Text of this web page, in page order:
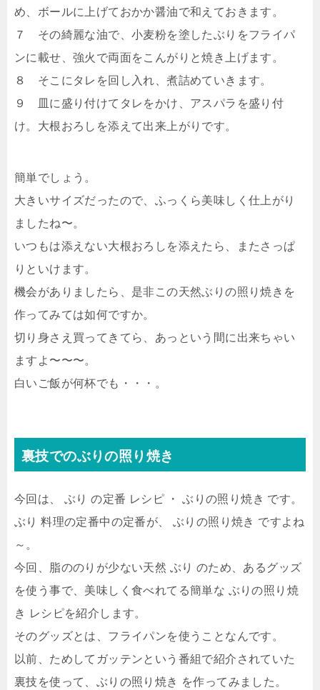
め、ボールに上げておかか醤油で和えておきます。
７ その綺麗な油で、小麦粉を塗したぶりをフライパ
ンに載せ、強火で両面をこんがりと焼き上げます。
８ そこにタレを回し入れ、煮詰めていきます。
９ 皿に盛り付けてタレをかけ、アスパラを盛り付
け。大根おろしを添えて出来上がりです。
簡単でしょう。
大きいサイズだったので、ふっくら美味しく仕上がり
ましたね〜。
いつもは添えない大根おろしを添えたら、またさっぱ
りといけます。
機会がありましたら、是非この天然ぶりの照り焼きを
作ってみては如何ですか。
切り身さえ買ってきてら、あっという間に出来ちゃい
ますよ〜〜〜。
白いご飯が何杯でも・・・。
裏技でのぶりの照り焼き
今回は、 ぶり の定番 レシピ ・ ぶりの照り焼き です。
ぶり 料理の定番中の定番が、 ぶりの照り焼き ですよね
～。
今回、脂ののりが少ない天然 ぶり のため、あるグッズ
を使う事で、美味しく食べれてる簡単な ぶりの照り焼
き レシピを紹介します。
そのグッズとは、フライパンを使うことなんです。
以前、ためしてガッテンという番組で紹介されていた
裏技を使って、ぶりの照り焼き を作ってみました。